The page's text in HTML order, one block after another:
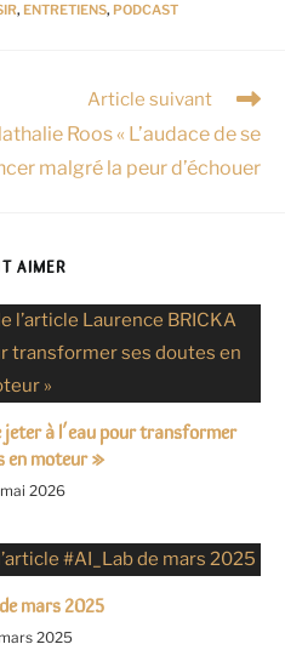
, ENTRETIENS, PODCAST
Article suivant
Roos « L’audace de se
malgré la peur d’échouer
AIMER
jeter à l’eau pour transformer
en moteur »
2026
mars 2025
2025